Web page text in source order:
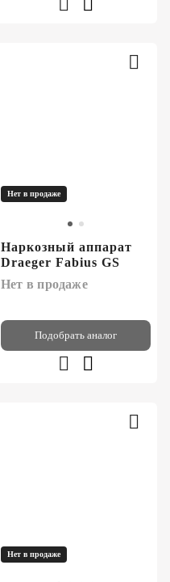
Нет в продаже
Наркозный аппарат
Draeger Fabius GS
Нет в продаже
Подобрать аналог
Нет в продаже